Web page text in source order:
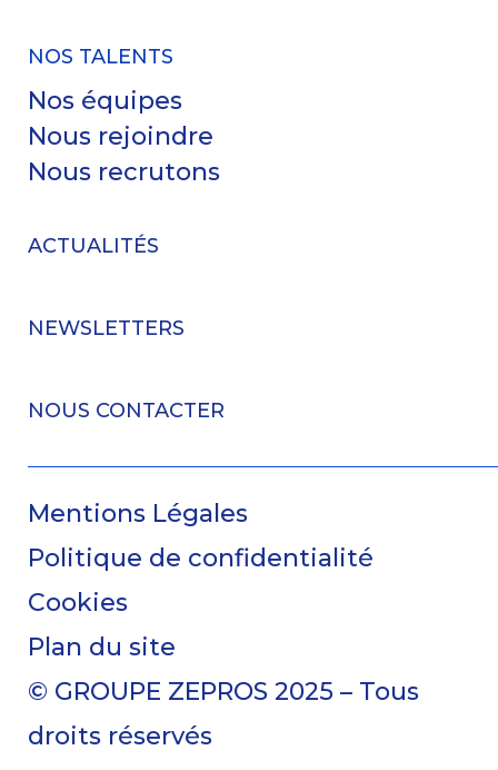
NOS TALENTS
Nos équipes
Nous rejoindre
Nous recrutons
ACTUALITÉS
NEWSLETTERS
NOUS CONTACTER
Mentions Légales
Politique de confidentialité
Cookies
Plan du site
© GROUPE ZEPROS 2025 – Tous
droits réservés